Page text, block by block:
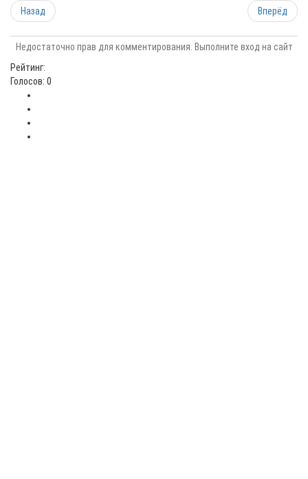
Назад Вперёд
Недостаточно прав для комментирования. Выполните вход на сайт
Рейтинг:
Голосов: 0